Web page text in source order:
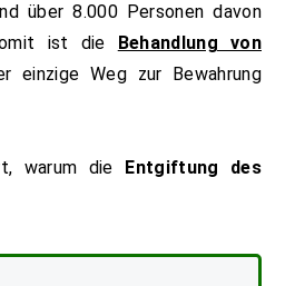
über 8.000 Personen davon
ist die Behandlung von
einzige Weg zur Bewahrung
warum die Entgiftung des